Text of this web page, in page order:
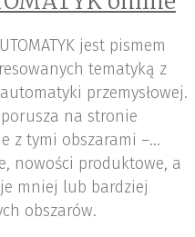
jest pismem
tematyką z
przemysłowej.
na stronie
z tymi obszarami –
nowości produktowe, a
mniej lub bardziej
obszarów.